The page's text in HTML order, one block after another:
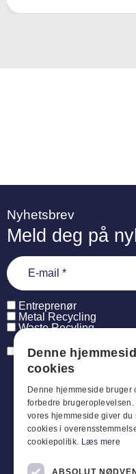
Nyhetsbrev
Meld deg på
Entreprenør
Metal Recycling
Waste Recyling
Jeg har læst og
Denne
cookies
Denne hjemmeside bruger
forbedre brugeroplevelsen.
vores hjemmeside giver du
cookies i
cookiepolitik. Læs mere
ABSOLUT